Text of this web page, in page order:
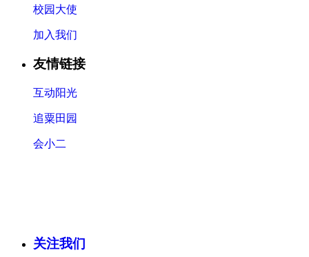
校园大使
加入我们
友情链接
互动阳光
追粟田园
会小二
关注我们